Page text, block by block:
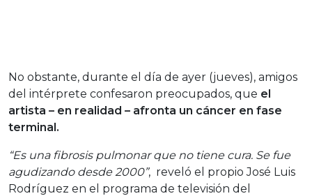
No obstante, durante el día de ayer (jueves), amigos
del intérprete confesaron preocupados, que el
artista – en realidad – afronta un cáncer en fase
terminal.
“Es una fibrosis pulmonar que no tiene cura. Se fue
agudizando desde 2000”, reveló el propio José Luis
Rodríguez en el programa de televisión del